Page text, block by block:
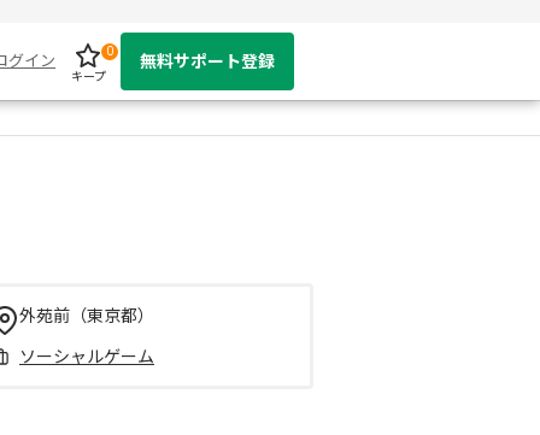
グイン
キープ
0
無料サポート登録
外苑前（東京都）
ソーシャルゲーム